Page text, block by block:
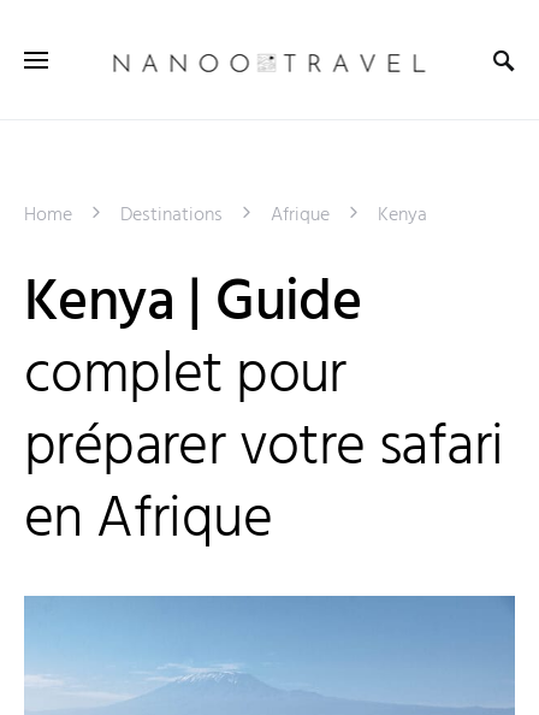
Home Destinations Afrique Kenya
Kenya | Guide
complet pour
préparer votre safari
en Afrique